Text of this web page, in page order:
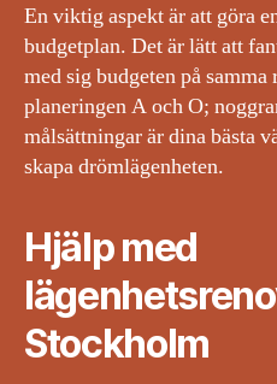
En viktig aspekt är att göra
budgetplan. Det är lätt att
med sig budgeten på
planeringen A och O;
målsättningar är dina bästa
skapa drömlägenheten.
Hjälp med
Stockholm